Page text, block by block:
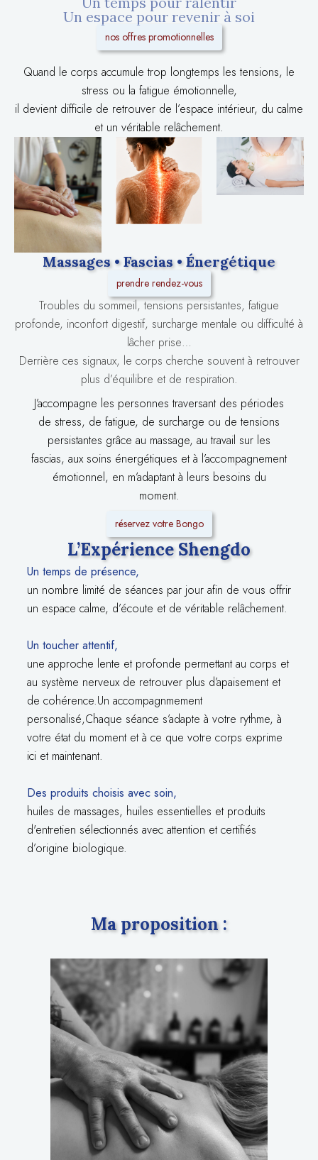
Un espace pour revenir à soi
nos offres promotionnelles
Quand le corps accumule trop longtemps les tensions, le
stress ou la fatigue émotionnelle,
il devient difficile de retrouver de l’espace intérieur, du calme
et un véritable relâchement.
Massages • Fascias • Énergétique
prendre rendez-vous
Troubles du sommeil, tensions persistantes, fatigue
profonde, inconfort digestif, surcharge mentale ou difficulté à
lâcher prise…
Derrière ces signaux, le corps cherche souvent à retrouver
plus d’équilibre et de respiration.
J’accompagne les personnes traversant des périodes
de stress, de fatigue, de surcharge ou de tensions
persistantes grâce au massage, au travail sur les
fascias, aux soins énergétiques et à l’accompagnement
émotionnel, en m’adaptant à leurs besoins du
moment.
réservez votre Bongo
L’Expérience Shengdo
Un temps de présence,
un nombre limité de séances par jour afin de vous offrir
un espace calme, d’écoute et de véritable relâchement.
Un toucher attentif,
une approche lente et profonde permettant au corps et
au système nerveux de retrouver plus d’apaisement et
de cohérence.Un accompagnmement
personalisé,Chaque séance s’adapte à votre rythme, à
votre état du moment et à ce que votre corps exprime
ici et maintenant.
Des produits choisis avec soin,
huiles de massages, huiles essentielles et produits
d'entretien sélectionnés avec attention et certifiés
d’origine biologique.
Ma proposition :